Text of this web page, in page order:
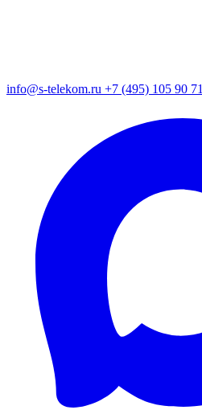
info@s-telekom.ru +7 (495) 105 90 71